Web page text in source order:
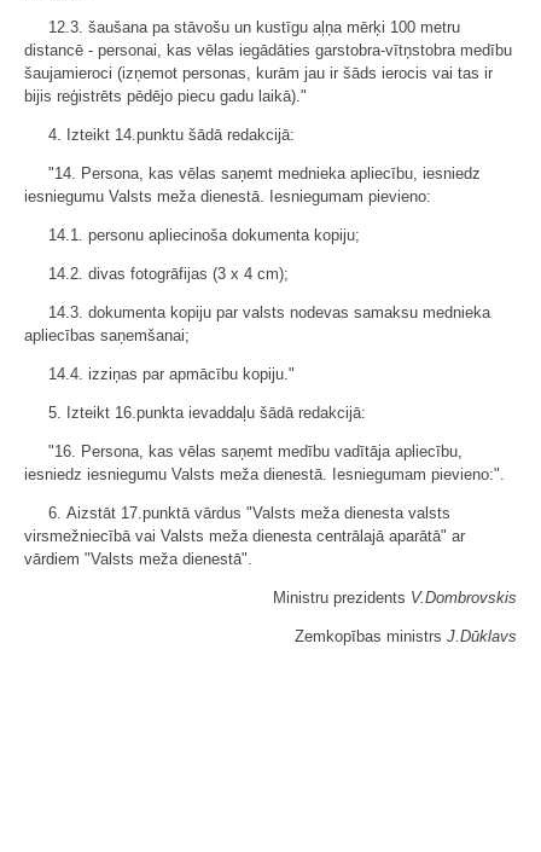
12.3. šaušana pa stāvošu un kustīgu aļņa mērķi 100 metru
distancē - personai, kas vēlas iegādāties garstobra-vītņstobra medību
šaujamieroci (izņemot personas, kurām jau ir šāds ierocis vai tas ir
bijis reģistrēts pēdējo piecu gadu laikā)."
4. Izteikt 14.punktu šādā redakcijā:
"14. Persona, kas vēlas saņemt mednieka apliecību, iesniedz
iesniegumu Valsts meža dienestā. Iesniegumam pievieno:
14.1. personu apliecinoša dokumenta kopiju;
14.2. divas fotogrāfijas (3 x 4 cm);
14.3. dokumenta kopiju par valsts nodevas samaksu mednieka
apliecības saņemšanai;
14.4. izziņas par apmācību kopiju."
5. Izteikt 16.punkta ievaddaļu šādā redakcijā:
"16. Persona, kas vēlas saņemt medību vadītāja apliecību,
iesniedz iesniegumu Valsts meža dienestā. Iesniegumam pievieno:".
6. Aizstāt 17.punktā vārdus "Valsts meža dienesta valsts
virsmežniecībā vai Valsts meža dienesta centrālajā aparātā" ar
vārdiem "Valsts meža dienestā".
Ministru prezidents V.Dombrovskis
Zemkopības ministrs J.Dūklavs